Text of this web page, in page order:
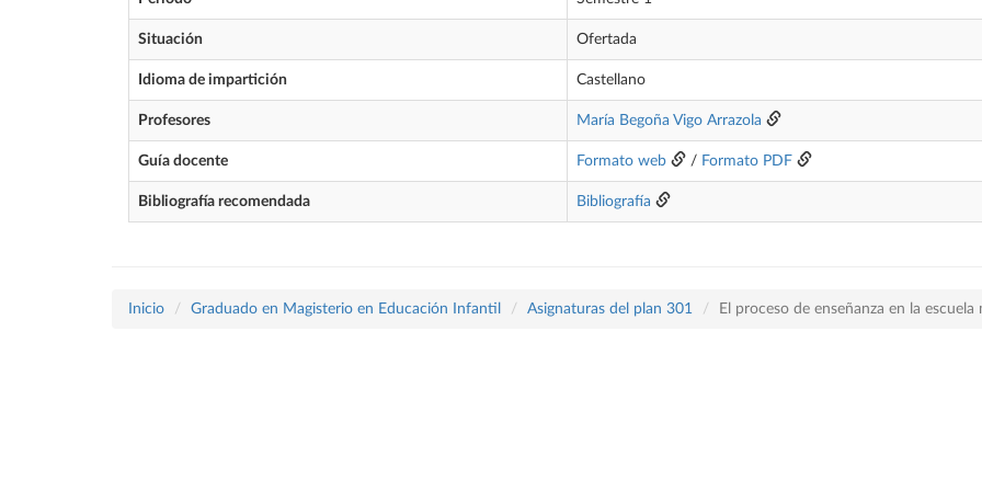
Situación Ofertada
Idioma de impartición Castellano
Profesores María Begoña Vigo Arrazola
Guía docente Formato web / Formato PDF
Bibliografía recomendada Bibliografía
Inicio Graduado en Magisterio en Educación Infantil Asignaturas del plan 301 El proceso de enseñanza en la